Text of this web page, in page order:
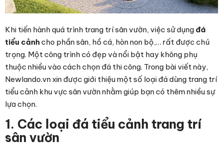
Khi tiến hành quá trình trang trí sân vườn, việc sử dụngđá
tiểu cảnhcho phần sân, hồ cá, hòn non bộ,… rất được chú
trọng. Một công trình có đẹp và nổi bật hay không phụ
thuộc nhiều vào cách chọn đá thi công. Trong bài viết này,
Newlando.vn xin được giới thiệu một số loại đá dùng trang trí
tiểu cảnh khu vực sân vườn nhằm giúp bạn có thêm nhiều sự
lựa chọn.
1. Các loại đá tiểu cảnh trang trí
sân vườn